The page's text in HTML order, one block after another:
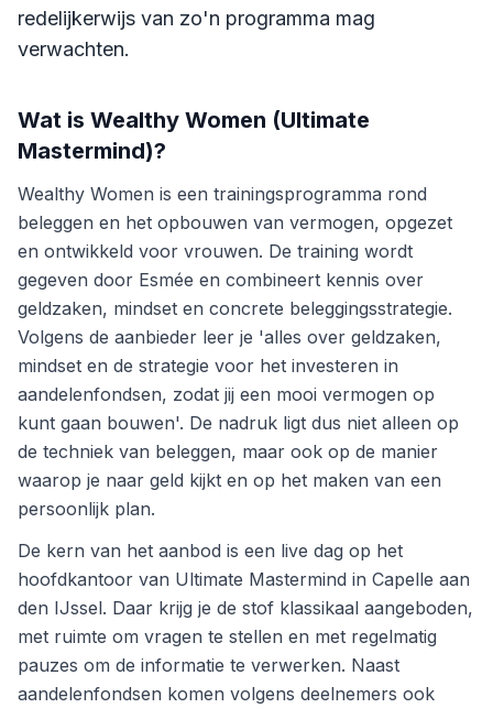
redelijkerwijs van zo'n programma mag
verwachten.
Wat is Wealthy Women (Ultimate
Mastermind)?
Wealthy Women is een trainingsprogramma rond
beleggen en het opbouwen van vermogen, opgezet
en ontwikkeld voor vrouwen. De training wordt
gegeven door Esmée en combineert kennis over
geldzaken, mindset en concrete beleggingsstrategie.
Volgens de aanbieder leer je 'alles over geldzaken,
mindset en de strategie voor het investeren in
aandelenfondsen, zodat jij een mooi vermogen op
kunt gaan bouwen'. De nadruk ligt dus niet alleen op
de techniek van beleggen, maar ook op de manier
waarop je naar geld kijkt en op het maken van een
persoonlijk plan.
De kern van het aanbod is een live dag op het
hoofdkantoor van Ultimate Mastermind in Capelle aan
den IJssel. Daar krijg je de stof klassikaal aangeboden,
met ruimte om vragen te stellen en met regelmatig
pauzes om de informatie te verwerken. Naast
aandelenfondsen komen volgens deelnemers ook